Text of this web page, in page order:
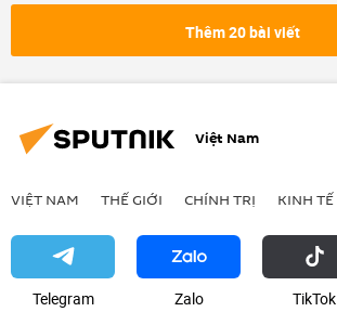
Thêm 20 bài viết
Việt Nam
VIỆT NAM THẾ GIỚI CHÍNH TRỊ KINH TẾ
Telegram Zalo ТikТоk